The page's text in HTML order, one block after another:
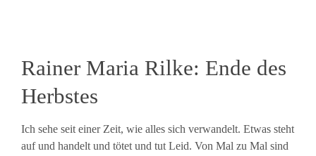
Rainer Maria Rilke: Ende des
Herbstes
Ich sehe seit einer Zeit, wie alles sich verwandelt. Etwas steht
auf und handelt und tötet und tut Leid. Von Mal zu Mal sind